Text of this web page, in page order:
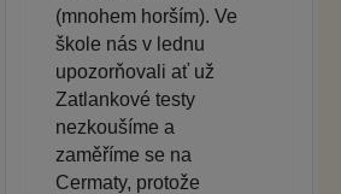
(mnohem horším). Ve
škole nás v lednu
upozorňovali ať už
Zatlankové testy
nezkoušíme a
zaměříme se na
Cermaty, protože